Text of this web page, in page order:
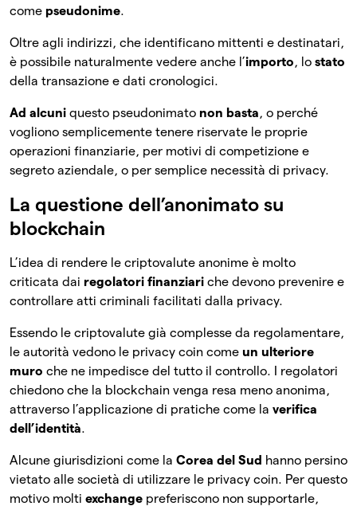
come pseudonime.
Oltre agli indirizzi, che identificano mittenti e destinatari,
è possibile naturalmente vedere anche l’importo, lo stato
della transazione e dati cronologici.
Ad alcuni questo pseudonimato non basta, o perché
vogliono semplicemente tenere riservate le proprie
operazioni finanziarie, per motivi di competizione e
segreto aziendale, o per semplice necessità di privacy.
La questione dell’anonimato su
blockchain
L’idea di rendere le criptovalute anonime è molto
criticata dai regolatori finanziari che devono prevenire e
controllare atti criminali facilitati dalla privacy.
Essendo le criptovalute già complesse da regolamentare,
le autorità vedono le privacy coin come un ulteriore
muro che ne impedisce del tutto il controllo. I regolatori
chiedono che la blockchain venga resa meno anonima,
attraverso l’applicazione di pratiche come la verifica
dell’identità.
Alcune giurisdizioni come la Corea del Sud hanno persino
vietato alle società di utilizzare le privacy coin. Per questo
motivo molti exchange preferiscono non supportarle,